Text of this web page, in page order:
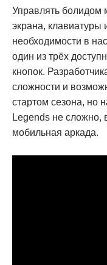
Управлять болидом
экрана, клавиатуры
необходимости в
один из трёх
кнопок.
сложности и
стартом сезона, но
Legends не сложно,
мобильная аркада.